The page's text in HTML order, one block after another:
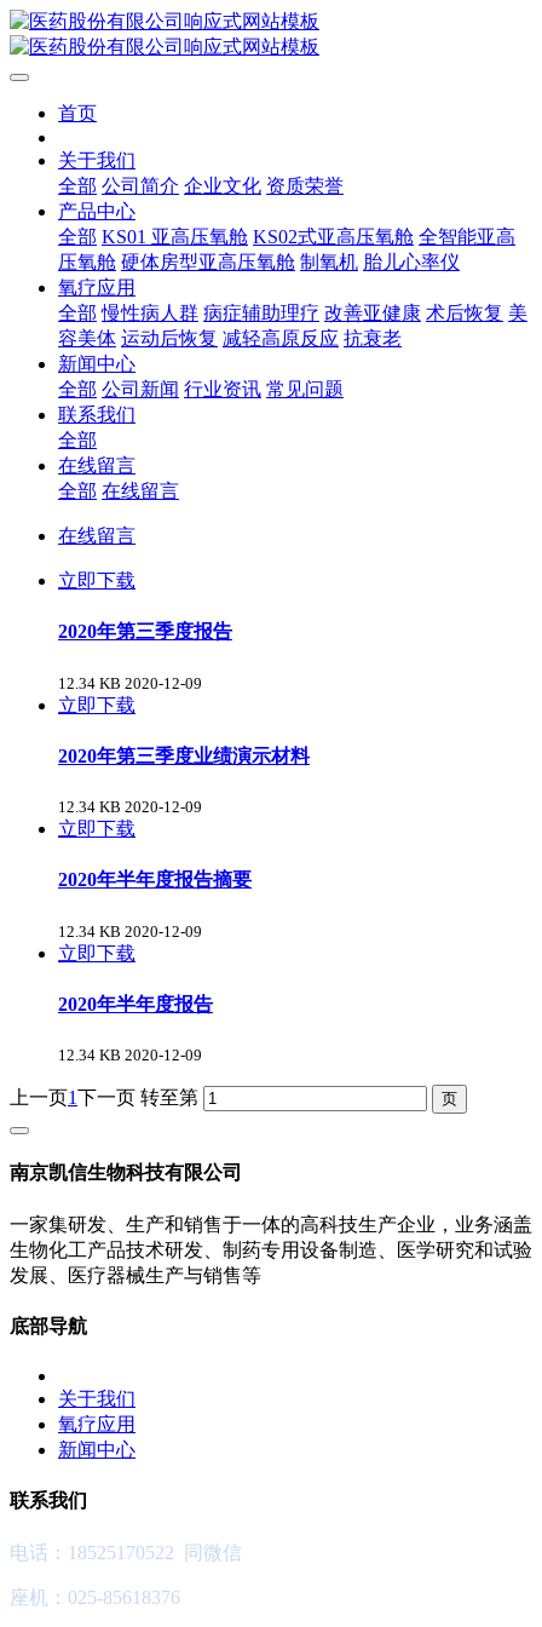
首页
关于我们
全部 公司简介 企业文化 资质荣誉
产品中心
全部 KS01 亚高压氧舱 KS02式亚高压氧舱 全智能亚高
压氧舱 硬体房型亚高压氧舱 制氧机 胎儿心率仪
氧疗应用
全部 慢性病人群 病症辅助理疗 改善亚健康 术后恢复 美
容美体 运动后恢复 减轻高原反应 抗衰老
新闻中心
全部 公司新闻 行业资讯 常见问题
联系我们
全部
在线留言
全部 在线留言
在线留言
立即下载
2020年第三季度报告
12.34 KB 2020-12-09
立即下载
2020年第三季度业绩演示材料
12.34 KB 2020-12-09
立即下载
2020年半年度报告摘要
12.34 KB 2020-12-09
立即下载
2020年半年度报告
12.34 KB 2020-12-09
上一页1下一页 转至第
南京凯信生物科技有限公司
一家集研发、生产和销售于一体的高科技生产企业，业务涵盖
生物化工产品技术研发、制药专用设备制造、医学研究和试验
发展、医疗器械生产与销售等
底部导航
关于我们
氧疗应用
新闻中心
联系我们
电话：18525170522 同微信
座机：025-85618376